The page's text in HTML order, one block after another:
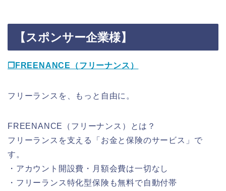
【スポンサー企業様】
❐FREENANCE（フリーナンス）
フリーランスを、もっと自由に。
FREENANCE（フリーナンス）とは？
フリーランスを支える「お金と保険のサービス」で
す。
・アカウント開設費・月額会費は一切なし
・フリーランス特化型保険も無料で自動付帯